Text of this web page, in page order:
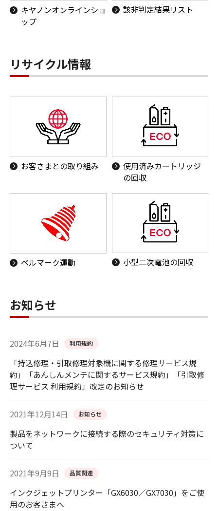
キヤノンオンラインショ
ップ
該非判定結果リスト
リサイクル情報
お客さまとの取り組み
使用済みカートリッジ
の回収
ベルマーク運動 小型二次電池の回収
お知らせ
2024年6月7日 利用規約
「持込修理・引取修理対象機に関する修理サービス規
約」「あんしんメンテに関するサービス規約」「引取修
理サービス 利用規約」改定のお知らせ
2021年12月14日 お知らせ
製品をネットワークに接続する際のセキュリティ対策に
ついて
2021年9月9日 品質関連
インクジェットプリンター「GX6030／GX7030」をご使
用のお客さまへ